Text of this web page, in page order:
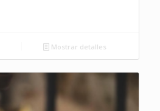
Mostrar detalles